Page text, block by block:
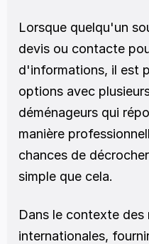
Lorsque quelqu'un
devis ou contacte
d'informations, il est
options avec
déménageurs qui
manière
chances de
simple que cela.
Dans le contexte des
internationales,